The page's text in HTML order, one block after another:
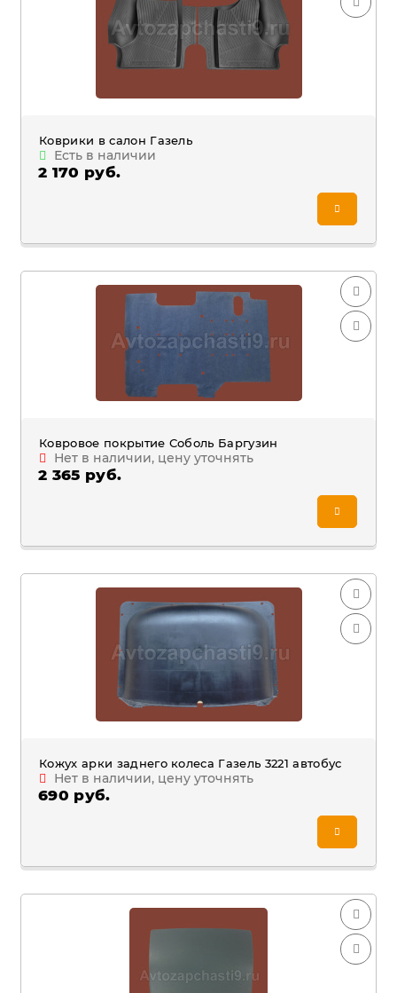
Коврики в салон Газель
Есть в наличии
2 170 руб.
Ковровое покрытие Соболь Баргузин
Нет в наличии, цену уточнять
2 365 руб.
Кожух арки заднего колеса Газель 3221 автобус
Нет в наличии, цену уточнять
690 руб.